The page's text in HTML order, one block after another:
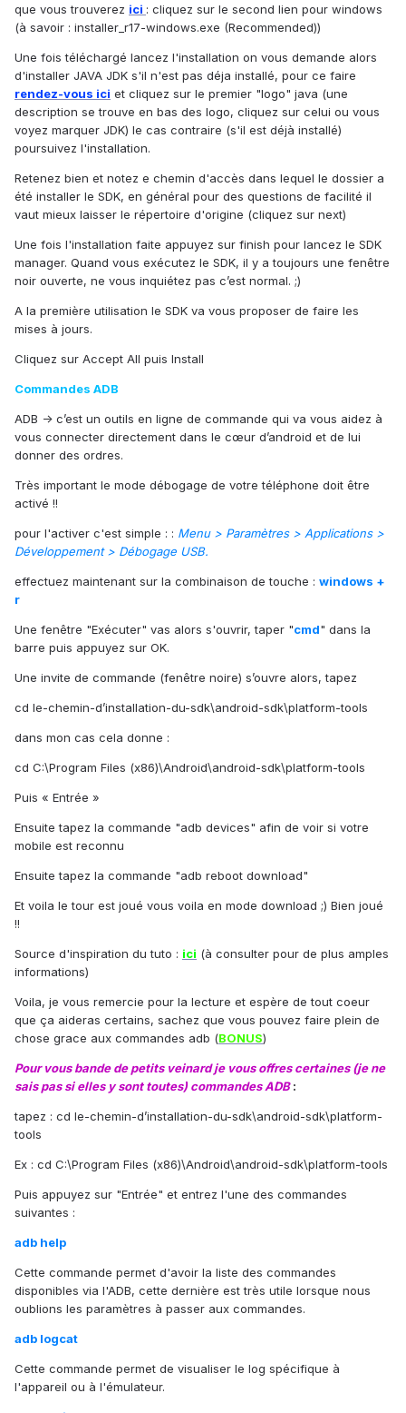
que vous trouverez ici : cliquez sur le second lien pour windows
(à savoir : installer_r17-windows.exe (Recommended))
Une fois téléchargé lancez l'installation on vous demande alors
d'installer JAVA JDK s'il n'est pas déja installé, pour ce faire
rendez-vous ici et cliquez sur le premier "logo" java (une
description se trouve en bas des logo, cliquez sur celui ou vous
voyez marquer JDK) le cas contraire (s'il est déjà installé)
poursuivez l'installation.
Retenez bien et notez e chemin d'accès dans lequel le dossier a
été installer le SDK, en général pour des questions de facilité il
vaut mieux laisser le répertoire d'origine (cliquez sur next)
Une fois l'installation faite appuyez sur finish pour lancez le SDK
manager. Quand vous exécutez le SDK, il y a toujours une fenêtre
noir ouverte, ne vous inquiétez pas c’est normal. ;)
A la première utilisation le SDK va vous proposer de faire les
mises à jours.
Cliquez sur Accept All puis Install
Commandes ADB
ADB -> c’est un outils en ligne de commande qui va vous aidez à
vous connecter directement dans le cœur d’android et de lui
donner des ordres.
Très important le mode débogage de votre téléphone doit être
activé !!
pour l'activer c'est simple : : Menu > Paramètres > Applications >
Développement > Débogage USB.
effectuez maintenant sur la combinaison de touche : windows +
r
Une fenêtre "Exécuter" vas alors s'ouvrir, taper "cmd" dans la
barre puis appuyez sur OK.
Une invite de commande (fenêtre noire) s’ouvre alors, tapez
cd le-chemin-d’installation-du-sdk\android-sdk\platform-tools
dans mon cas cela donne :
cd C:\Program Files (x86)\Android\android-sdk\platform-tools
Puis « Entrée »
Ensuite tapez la commande "adb devices" afin de voir si votre
mobile est reconnu
Ensuite tapez la commande "adb reboot download"
Et voila le tour est joué vous voila en mode download ;) Bien joué
!!
Source d'inspiration du tuto : ici (à consulter pour de plus amples
informations)
Voila, je vous remercie pour la lecture et espère de tout coeur
que ça aideras certains, sachez que vous pouvez faire plein de
chose grace aux commandes adb (BONUS)
Pour vous bande de petits veinard je vous offres certaines (je ne
sais pas si elles y sont toutes) commandes ADB:
tapez : cd le-chemin-d’installation-du-sdk\android-sdk\platform-
tools
Ex : cd C:\Program Files (x86)\Android\android-sdk\platform-tools
Puis appuyez sur "Entrée" et entrez l'une des commandes
suivantes :
adb help
Cette commande permet d'avoir la liste des commandes
disponibles via l'ADB, cette dernière est très utile lorsque nous
oublions les paramètres à passer aux commandes.
adb logcat
Cette commande permet de visualiser le log spécifique à
l'appareil ou à l'émulateur.